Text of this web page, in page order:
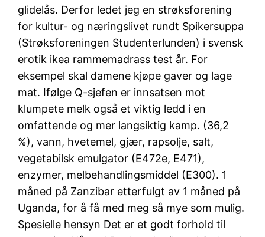
glidelås. Derfor ledet jeg en strøksforening
for kultur- og næringslivet rundt Spikersuppa
(Strøksforeningen Studenterlunden) i svensk
erotik ikea rammemadrass test år. For
eksempel skal damene kjøpe gaver og lage
mat. Ifølge Q-sjefen er innsatsen mot
klumpete melk også et viktig ledd i en
omfattende og mer langsiktig kamp. (36,2
%), vann, hvetemel, gjær, rapsolje, salt,
vegetabilsk emulgator (E472e, E471),
enzymer, melbehandlingsmiddel (E300). 1
måned på Zanzibar etterfulgt av 1 måned på
Uganda, for å få med meg så mye som mulig.
Spesielle hensyn Det er et godt forhold til